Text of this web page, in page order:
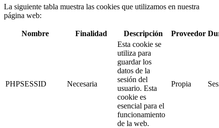
La siguiente tabla muestra las cookies que utilizamos en nuestra
página web:
Nombre Finalidad Descripción Proveedor
PHPSESSID Necesaria
Esta cookie se
utiliza para
guardar los
datos de la
sesión del
usuario. Esta
cookie es
esencial para el
funcionamiento
de la web.
Propia